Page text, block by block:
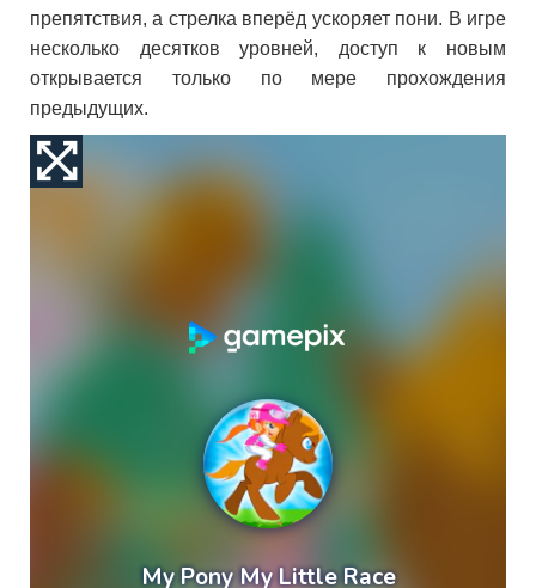
препятствия, а стрелка вперёд ускоряет пони. В игре
несколько десятков уровней, доступ к новым
открывается только по мере прохождения
предыдущих.